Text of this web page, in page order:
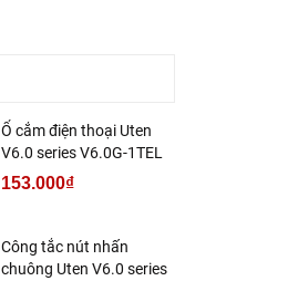
Ổ cắm điện thoại Uten
V6.0 series V6.0G-1TEL
153.000₫
Công tắc nút nhấn
chuông Uten V6.0 series